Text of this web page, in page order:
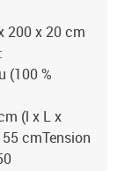
200 x 20 cm
(100 %
(l x L x
cmTension